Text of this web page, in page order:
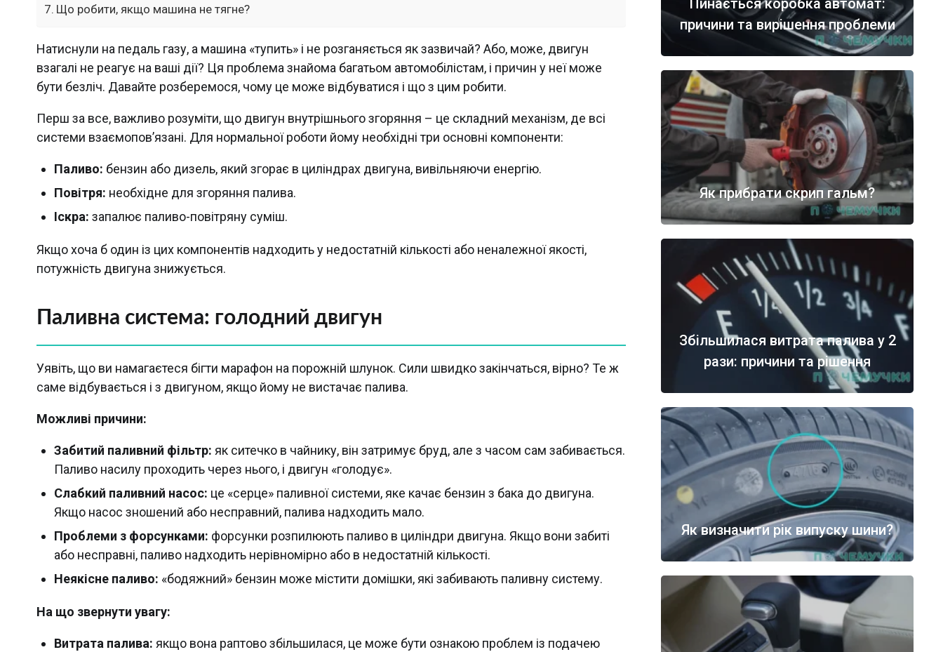
Що робити, якщо машина не тягне?
Натиснули на педаль газу, а машина «тупить» і не розганяється як зазвичай? Або, може, двигун
взагалі не реагує на ваші дії? Ця проблема знайома багатьом автомобілістам, і причин у неї може
бути безліч. Давайте розберемося, чому це може відбуватися і що з цим робити.
Перш за все, важливо розуміти, що двигун внутрішнього згоряння – це складний механізм, де всі
системи взаємопов’язані. Для нормальної роботи йому необхідні три основні компоненти:
Паливо: бензин або дизель, який згорає в циліндрах двигуна, вивільняючи енергію.
Повітря: необхідне для згоряння палива.
Іскра: запалює паливо-повітряну суміш.
Якщо хоча б один із цих компонентів надходить у недостатній кількості або неналежної якості,
потужність двигуна знижується.
Паливна система: голодний двигун
Уявіть, що ви намагаєтеся бігти марафон на порожній шлунок. Сили швидко закінчаться, вірно? Те ж
саме відбувається і з двигуном, якщо йому не вистачає палива.
Можливі причини:
Забитий паливний фільтр: як ситечко в чайнику, він затримує бруд, але з часом сам забивається.
Паливо насилу проходить через нього, і двигун «голодує».
Слабкий паливний насос: це «серце» паливної системи, яке качає бензин з бака до двигуна.
Якщо насос зношений або несправний, палива надходить мало.
Проблеми з форсунками: форсунки розпилюють паливо в циліндри двигуна. Якщо вони забиті
або несправні, паливо надходить нерівномірно або в недостатній кількості.
Неякісне паливо: «бодяжний» бензин може містити домішки, які забивають паливну систему.
На що звернути увагу:
Витрата палива: якщо вона раптово збільшилася, це може бути ознакою проблем із подачею
Пинається коробка автомат:
причини та вирішення проблеми
Як прибрати скрип гальм?
Збільшилася витрата палива у 2
рази: причини та рішення
Як визначити рік випуску шини?